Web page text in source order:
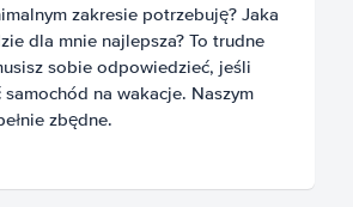
zakresie potrzebuję? Jaka
dla mnie najlepsza? To trudne
sobie odpowiedzieć, jeśli
samochód na wakacje. Naszym
zbędne.